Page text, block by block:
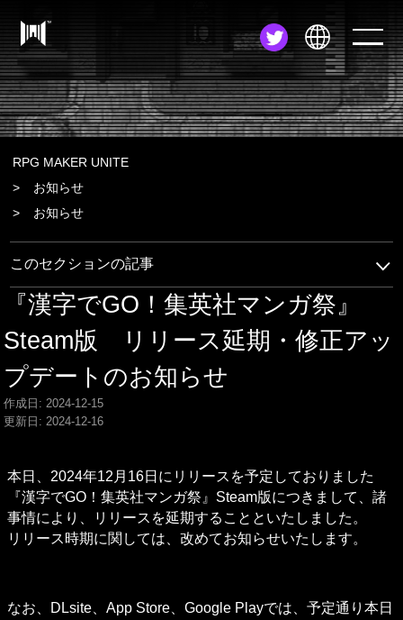
JA
EN
RPG MAKER UNITE
お知らせ
お知らせ
このセクションの記事
『漢字でGO！集英社マンガ祭』
Steam版 リリース延期・修正アッ
プデートのお知らせ
作成日: 2024-12-15
更新日: 2024-12-16
本日、2024年12月16日にリリースを予定しておりました
『漢字でGO！集英社マンガ祭』Steam版につきまして、諸
事情により、リリースを延期することといたしました。
リリース時期に関しては、改めてお知らせいたします。
なお、DLsite、App Store、Google Playでは、予定通り本日